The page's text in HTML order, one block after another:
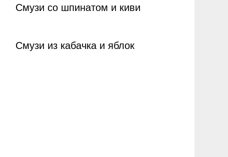
Смузи со шпинатом и киви
Смузи из кабачка и яблок